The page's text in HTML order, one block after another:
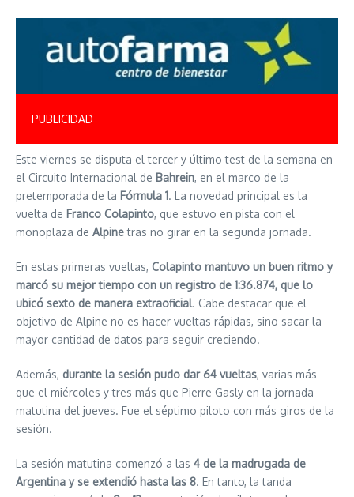
PUBLICIDAD
Este viernes se disputa el tercer y último test de la semana en
el Circuito Internacional de Bahrein, en el marco de la
pretemporada de la Fórmula 1. La novedad principal es la
vuelta de Franco Colapinto, que estuvo en pista con el
monoplaza de Alpinetras no girar en la segunda jornada.
En estas primeras vueltas, Colapinto mantuvo un buen ritmo y
marcó su mejor tiempo con un registro de 1:36.874, que lo
ubicó sexto de manera extraoficial. Cabe destacar que el
objetivo de Alpine no es hacer vueltas rápidas, sino sacar la
mayor cantidad de datos para seguir creciendo.
Además, durante la sesión pudo dar 64 vueltas, varias más
que el miércoles y tres más que Pierre Gasly en la jornada
matutina del jueves. Fue el séptimo piloto con más giros de la
sesión.
La sesión matutina comenzó a las 4 de la madrugada de
Argentina y se extendió hasta las 8. En tanto, la tanda